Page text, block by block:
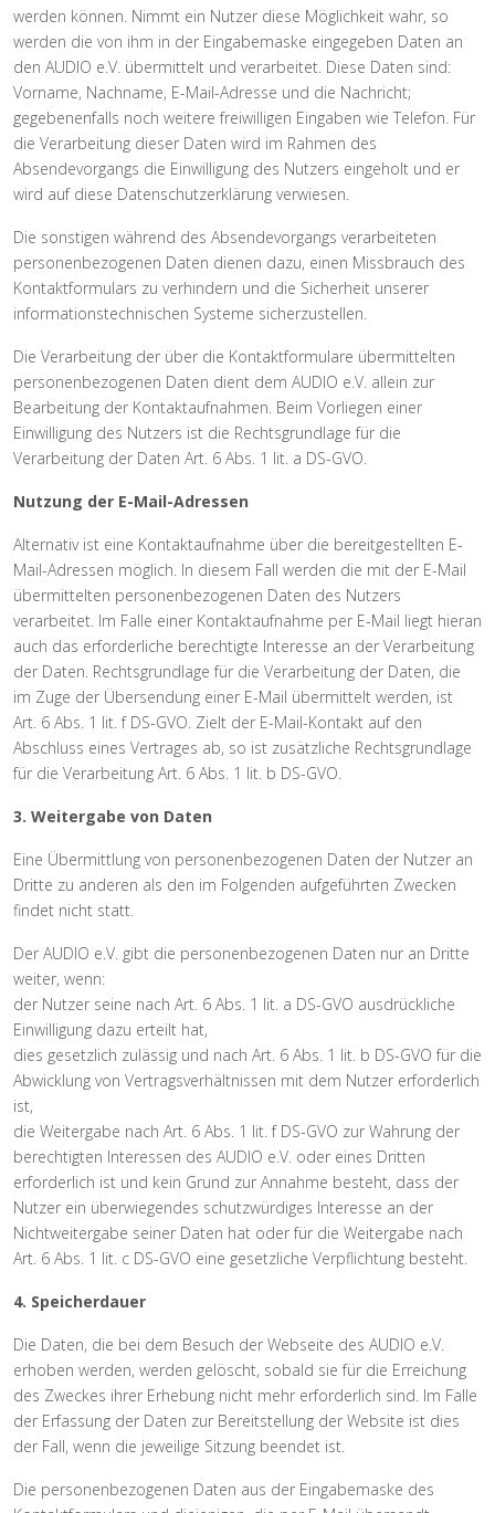
werden können. Nimmt ein Nutzer diese Möglichkeit wahr, so
werden die von ihm in der Eingabemaske eingegeben Daten an
den AUDIO e.V. übermittelt und verarbeitet. Diese Daten sind:
Vorname, Nachname, E-Mail-Adresse und die Nachricht;
gegebenenfalls noch weitere freiwilligen Eingaben wie Telefon. Für
die Verarbeitung dieser Daten wird im Rahmen des
Absendevorgangs die Einwilligung des Nutzers eingeholt und er
wird auf diese Datenschutzerklärung verwiesen.
Die sonstigen während des Absendevorgangs verarbeiteten
personenbezogenen Daten dienen dazu, einen Missbrauch des
Kontaktformulars zu verhindern und die Sicherheit unserer
informationstechnischen Systeme sicherzustellen.
Die Verarbeitung der über die Kontaktformulare übermittelten
personenbezogenen Daten dient dem AUDIO e.V. allein zur
Bearbeitung der Kontaktaufnahmen. Beim Vorliegen einer
Einwilligung des Nutzers ist die Rechtsgrundlage für die
Verarbeitung der Daten Art. 6 Abs. 1 lit. a DS-GVO.
Nutzung der E-Mail-Adressen
Alternativ ist eine Kontaktaufnahme über die bereitgestellten E-
Mail-Adressen möglich. In diesem Fall werden die mit der E-Mail
übermittelten personenbezogenen Daten des Nutzers
verarbeitet. Im Falle einer Kontaktaufnahme per E-Mail liegt hieran
auch das erforderliche berechtigte Interesse an der Verarbeitung
der Daten. Rechtsgrundlage für die Verarbeitung der Daten, die
im Zuge der Übersendung einer E-Mail übermittelt werden, ist
Art. 6 Abs. 1 lit. f DS-GVO. Zielt der E-Mail-Kontakt auf den
Abschluss eines Vertrages ab, so ist zusätzliche Rechtsgrundlage
für die Verarbeitung Art. 6 Abs. 1 lit. b DS-GVO.
3. Weitergabe von Daten
Eine Übermittlung von personenbezogenen Daten der Nutzer an
Dritte zu anderen als den im Folgenden aufgeführten Zwecken
findet nicht statt.
Der AUDIO e.V. gibt die personenbezogenen Daten nur an Dritte
weiter, wenn:
der Nutzer seine nach Art. 6 Abs. 1 lit. a DS-GVO ausdrückliche
Einwilligung dazu erteilt hat,
dies gesetzlich zulässig und nach Art. 6 Abs. 1 lit. b DS-GVO für die
Abwicklung von Vertragsverhältnissen mit dem Nutzer erforderlich
ist,
die Weitergabe nach Art. 6 Abs. 1 lit. f DS-GVO zur Wahrung der
berechtigten Interessen des AUDIO e.V. oder eines Dritten
erforderlich ist und kein Grund zur Annahme besteht, dass der
Nutzer ein überwiegendes schutzwürdiges Interesse an der
Nichtweitergabe seiner Daten hat oder für die Weitergabe nach
Art. 6 Abs. 1 lit. c DS-GVO eine gesetzliche Verpflichtung besteht.
4. Speicherdauer
Die Daten, die bei dem Besuch der Webseite des AUDIO e.V.
erhoben werden, werden gelöscht, sobald sie für die Erreichung
des Zweckes ihrer Erhebung nicht mehr erforderlich sind. Im Falle
der Erfassung der Daten zur Bereitstellung der Website ist dies
der Fall, wenn die jeweilige Sitzung beendet ist.
Die personenbezogenen Daten aus der Eingabemaske des